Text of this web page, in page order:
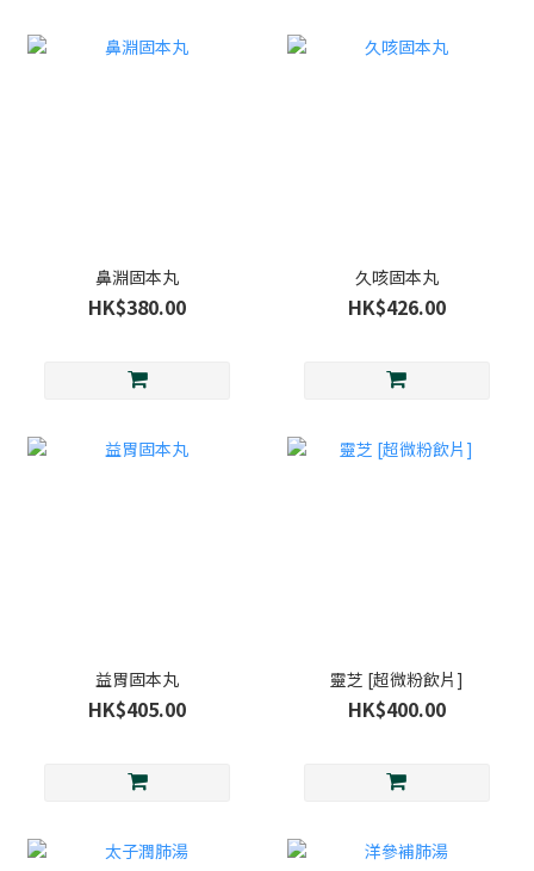
鼻淵固本丸
HK$380.00
久咳固本丸
HK$426.00
益胃固本丸
HK$405.00
靈芝 [超微粉飲片]
HK$400.00